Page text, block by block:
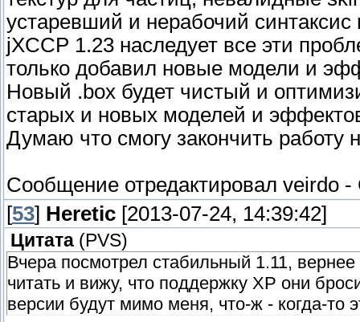
устаревший и нерабочий
jXCCP 1.23 наследует все эти
только добавил новые модели и
Новый .box будет чистый и
старых и новых моделей и
Думаю что смогу закончить
Сообщение отредактировал veirdo -
[53] Heretic [2013-07-24, 14:39:42]
Цитата ( PVS)
Вчера посмотрел стабильный 1.11,
читать и вижу, что поддержку XP они
версии будут мимо меня, что-ж - когда-то